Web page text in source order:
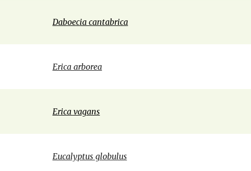
Daboecia cantabrica
Erica arborea
Erica vagans
Eucalyptus globulus